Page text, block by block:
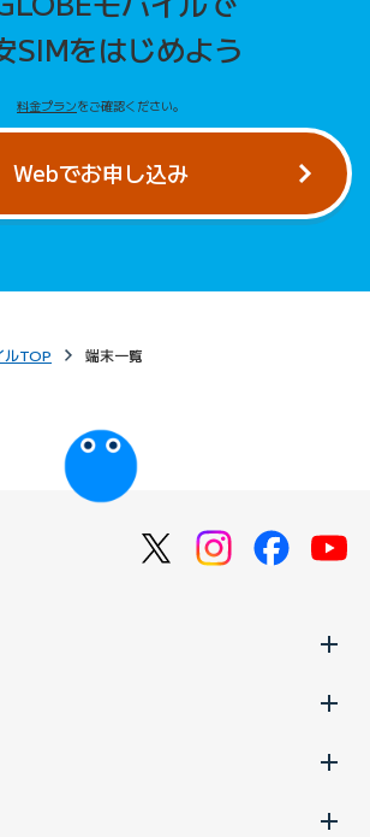
SIMをはじめよう
料金プランをご確認ください。
Webでお申し込み
ルTOP 端末一覧
で開きます）